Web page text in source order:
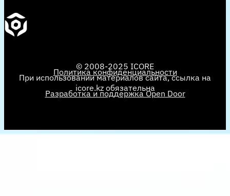
© 2008-2025 ICORE
Политика конфиденциальности
При использовании материалов сайта, ссылка на
icore.kz обязательна
Разработка и поддержка Open Door